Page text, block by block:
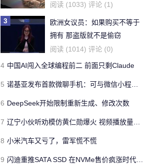
阅读 (1033) 评论 (1)
3
欧洲女议员：如果购买不等于
拥有 那盗版就不是偷窃
阅读 (1014) 评论 (0)
4 中国AI闯入全球编程前二 前面只剩Claude
5 诺基亚发布首款微聊手机：可与微信小程序视频通话 售价199元
6 DeepSeek开始限制重新生成、修改次数
7 辽宁小伙听劝模仿黄仁勋爆火 视频播放量破百万
8 小米汽车又亏了，雷军慌不慌
9 闪迪重推SATA SSD 在NVMe售价疯涨时代为PC用户找出路